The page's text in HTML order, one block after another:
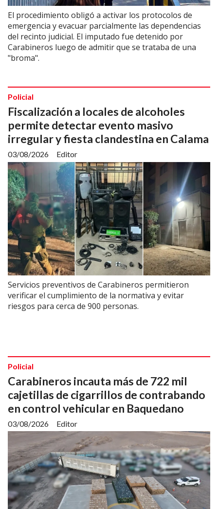
El procedimiento obligó a activar los protocolos de
emergencia y evacuar parcialmente las dependencias
del recinto judicial. El imputado fue detenido por
Carabineros luego de admitir que se trataba de una
"broma".
Fiscalización a locales de alcoholes
permite detectar evento masivo
irregular y fiesta clandestina en Calama
Editor
Policial
03/08/2026
Servicios preventivos de Carabineros permitieron
verificar el cumplimiento de la normativa y evitar
riesgos para cerca de 900 personas.
Carabineros incauta más de 722 mil
cajetillas de cigarrillos de contrabando
en control vehicular en Baquedano
Editor
Policial
03/08/2026